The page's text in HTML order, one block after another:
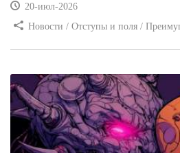
20-июл-2026
Новости / Отступы и поля /